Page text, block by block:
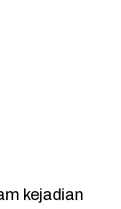
kejadian